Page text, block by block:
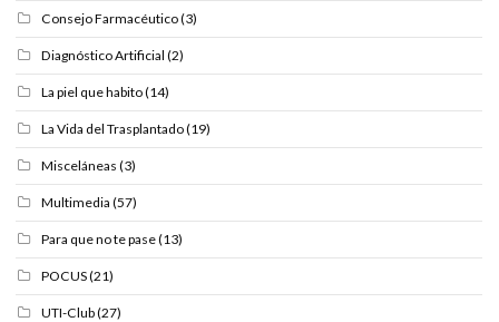
Consejo Farmacéutico(3)
Diagnóstico Artificial (2)
La piel que habito(14)
La Vida del Trasplantado(19)
Misceláneas (3)
Multimedia (57)
Para que no te pase(13)
POCUS(21)
UTI-Club(27)